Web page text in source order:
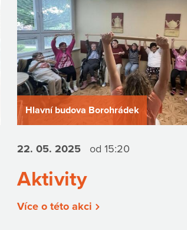
Hlavní budova Borohrádek
22. 05.2025 od 15:20
Aktivity
Více o této akci